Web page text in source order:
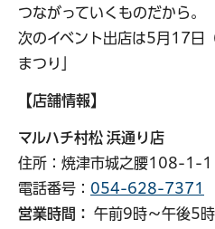
つながっていくものだから。
次のイベント出店は5月17日
まつり」
【店舗情報】
マルハチ村松 浜通り店
住所：焼津市城之腰108-1-1
電話番号： 054-628-7371
営業時間：
午前9時～午後5時